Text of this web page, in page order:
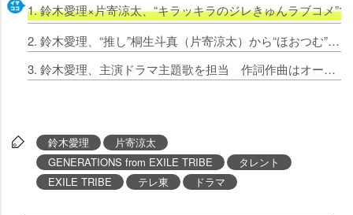
1. 鈴木愛理×片寄涼太、“キラッキラのジレきゅんラブコメ
2. 鈴木愛理、“推し”桐生斗真（片寄涼太）から“ほおつむ” ゆりやんレトリィバァ＆カルマらの出演も決定
3. 鈴木愛理、主演ドラマ主題歌を担当 作詞作曲はオーイシマサヨシ「ずっと夢に見ていたこと」
鈴木愛理
片寄涼太
GENERATIONS from EXILE TRIBE
タレント
EXILE TRIBE
テレ東 ドラマ